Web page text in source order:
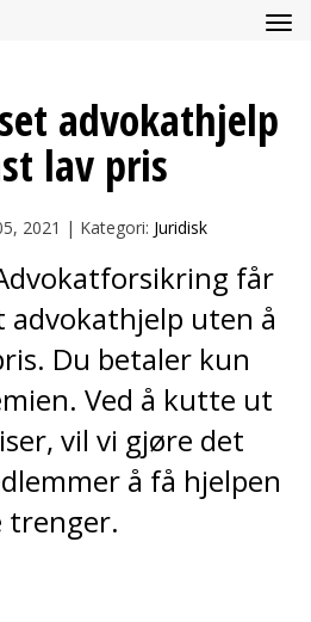
advokathjelp
lav pris
2021 | Kategori: Juridisk
får
advokathjelp uten å
Du betaler kun
Ved å kutte ut
vil vi gjøre det
å få hjelpen
trenger.